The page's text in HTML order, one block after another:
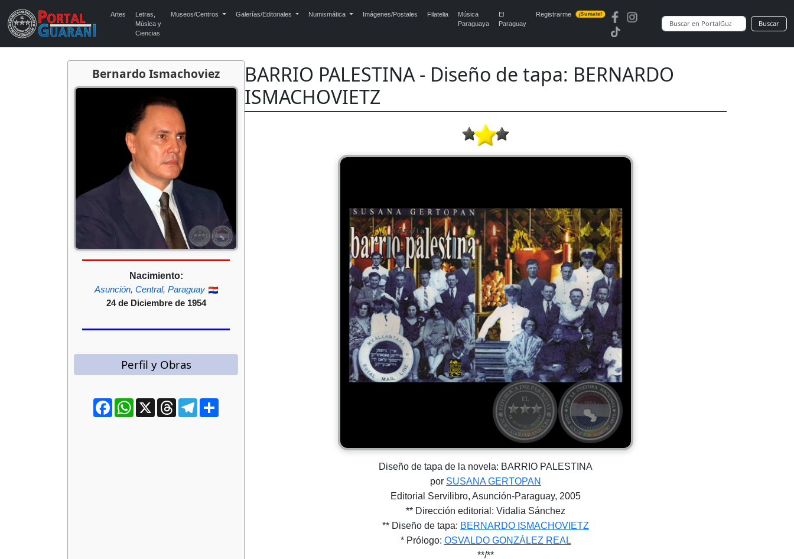
Artes
Letras,
Música y
Ciencias
Museos/Centros Galerías/Editoriales Numismática Imágenes/Postales Filatelia
Música
Paraguaya
El
Paraguay
Registrarme ¡Sumate!
Buscar
Bernardo Ismachoviez
Nacimiento:
Asunción, Central, Paraguay
24 de Diciembre de 1954
Perfil y Obras
FacebookWhatsApp
X ThreadsTelegram
BARRIO PALESTINA - Diseño de tapa: BERNARDO
ISMACHOVIETZ
Diseño de tapa de la novela: BARRIO PALESTINA
por SUSANA GERTOPAN
Editorial Servilibro, Asunción-Paraguay, 2005
** Dirección editorial: Vidalia Sánchez
** Diseño de tapa: BERNARDO ISMACHOVIETZ
* Prólogo: OSVALDO GONZÁLEZ REAL
**/**